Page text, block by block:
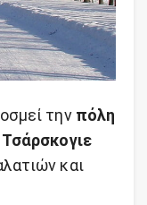
την πόλη
και